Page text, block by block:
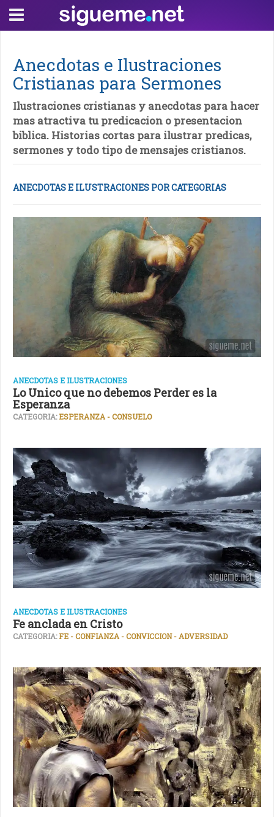
Anecdotas e Ilustraciones
Cristianas para Sermones
Ilustraciones cristianas y anecdotas para hacer
mas atractiva tu predicacion o presentacion
biblica. Historias cortas para ilustrar predicas,
sermones y todo tipo de mensajes cristianos.
ANECDOTAS E ILUSTRACIONES POR CATEGORIAS
ANECDOTAS E ILUSTRACIONES
Lo Unico que no debemos Perder es la
Esperanza
CATEGORIA:ESPERANZA - CONSUELO
ANECDOTAS E ILUSTRACIONES
Fe anclada en Cristo
CATEGORIA:FE - CONFIANZA - CONVICCION - ADVERSIDAD